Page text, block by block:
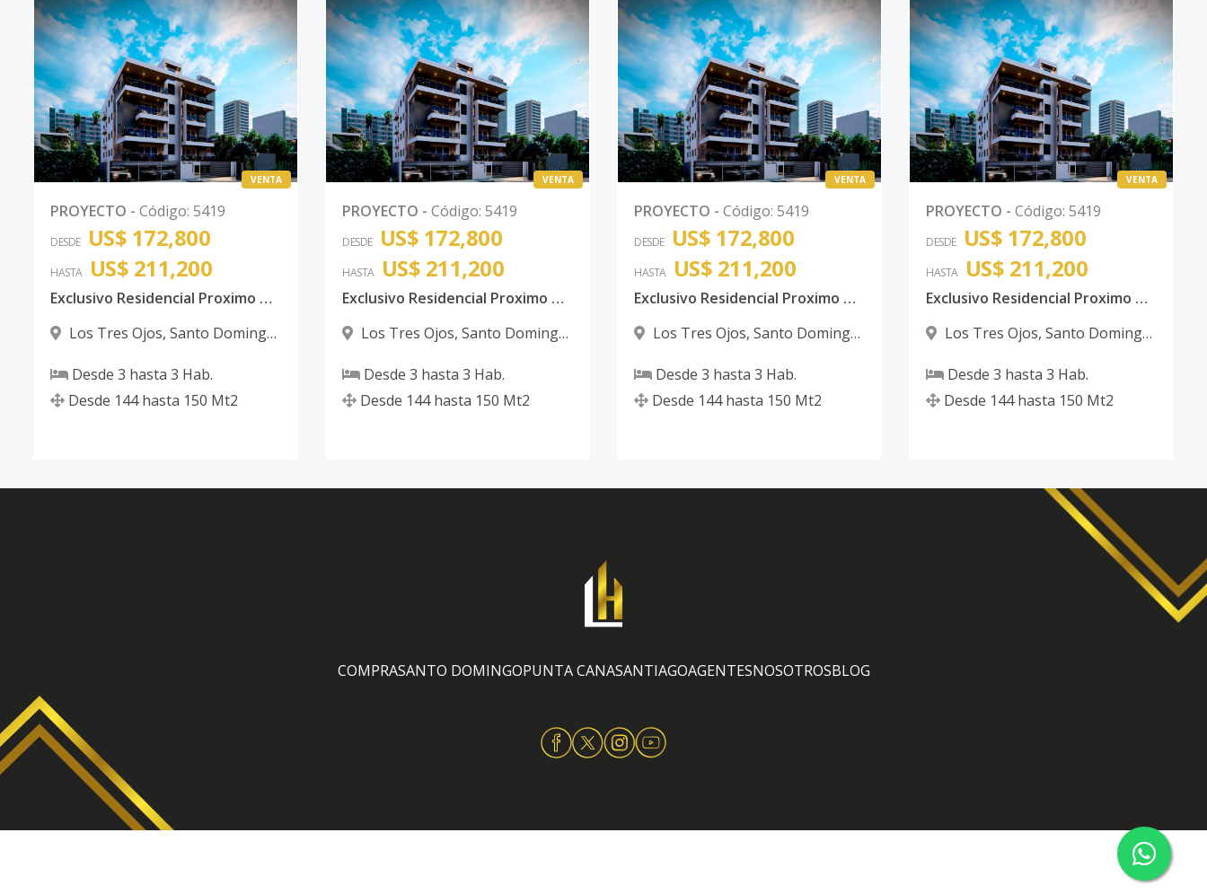
VENTA
PROYECTO - Código: 5419
DESDE US$ 172,800
HASTA US$ 211,200
Exclusivo Residencial Proximo Av Charles de Gaulle y Autopista Las Americas / Santo Domingo Este
Los Tres Ojos, Santo Domingo
Desde 3 hasta 3 Hab.
Desde 144 hasta 150 Mt2
VENTA
PROYECTO - Código: 5419
DESDE US$ 172,800
HASTA US$ 211,200
Exclusivo Residencial Proximo Av Charles de Gaulle y Autopista Las Americas / Santo Domingo Este
Los Tres Ojos, Santo Domingo
Desde 3 hasta 3 Hab.
Desde 144 hasta 150 Mt2
VENTA
PROYECTO - Código: 5419
DESDE US$ 172,800
HASTA US$ 211,200
Exclusivo Residencial Proximo Av Charles de Gaulle y Autopista Las Americas / Santo Domingo Este
Los Tres Ojos, Santo Domingo
Desde 3 hasta 3 Hab.
Desde 144 hasta 150 Mt2
VENTA
PROYECTO - Código: 5419
DESDE US$ 172,800
HASTA US$ 211,200
Exclusivo Residencial Proximo Av Charles de Gaulle y Autopista Las Americas / Santo Domingo Este
Los Tres Ojos, Santo Domingo
Desde 3 hasta 3 Hab.
Desde 144 hasta 150 Mt2
COMPRASANTO DOMINGOPUNTA CANASANTIAGOAGENTESNOSOTROSBLOG